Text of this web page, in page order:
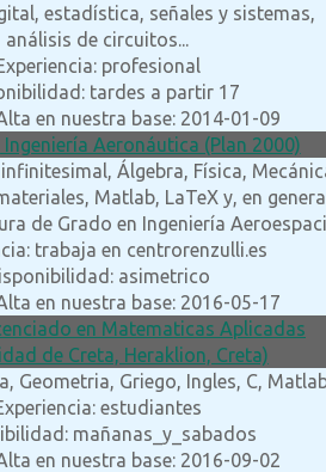
estadística, señales y sistemas,
análisis de circuitos...
profesional
tardes a partir 17
en nuestra base: 2014-01-09
Ingeniería Aeronáutica (Plan 2000)
Álgebra, Física,
Matlab, LaTeX y, en general
de Grado en Ingeniería
trabaja en centrorenzulli.es
asimetrico
en nuestra base: 2016-05-17
en Matematicas Aplicadas
de Creta, Heraklion, Creta)
Geometria, Griego, Ingles, C,
estudiantes
mañanas_y_sabados
en nuestra base: 2016-09-02